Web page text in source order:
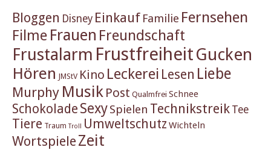
Bloggen Disney Einkauf Familie Fernsehen
Filme Frauen Freundschaft
Frustalarm FrustfreiheitGucken
Hören JMStV Kino Leckerei Lesen Liebe
Murphy Musik Post Qualmfrei Schnee
Schokolade SexySpielen Technikstreik Tee
Tiere Traum Troll Umweltschutz Wichteln
Wortspiele Zeit